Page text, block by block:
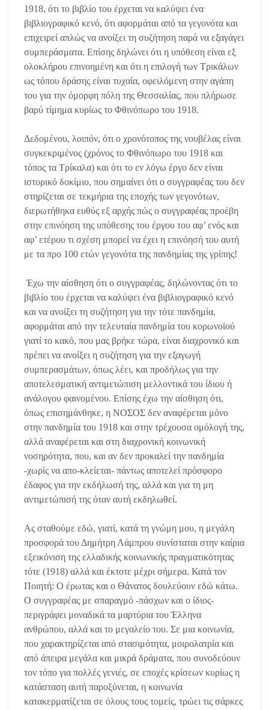
1918, ότι το βιβλίο του έρχεται να καλύψει ένα
βιβλιογραφικό κενό, ότι αφορμάται από τα γεγονότα και
επιχειρεί απλώς να ανοίξει τη συζήτηση παρά να εξαγάγει
συμπεράσματα. Επίσης δηλώνει ότι η υπόθεση είναι εξ
ολοκλήρου επινοημένη και ότι η επιλογή των Τρικάλων
ως τόπου δράσης είναι τυχαία, οφειλόμενη στην αγάπη
του για την όμορφη πόλη της Θεσσαλίας, που πλήρωσε
βαρύ τίμημα κυρίως το Φθινόπωρο του 1918.
Δεδομένου, λοιπόν, ότι ο χρονότοπος της νουβέλας είναι
συγκεκριμένος (χρόνος το Φθινόπωρο του 1918 και
τόπος τα Τρίκαλα) και ότι το εν λόγω έργο δεν είναι
ιστορικό δοκίμιο, που σημαίνει ότι ο συγγραφέας του δεν
στηρίζεται σε τεκμήρια της εποχής των γεγονότων,
διερωτήθηκα ευθύς εξ αρχής πώς ο συγγραφέας προέβη
στην επινόηση της υπόθεσης του έργου του αφ’ ενός και
αφ’ ετέρου τι σχέση μπορεί να έχει η επινόησή του αυτή
με τα προ 100 ετών γεγονότα της πανδημίας της γρίπης!
Έχω την αίσθηση ότι ο συγγραφέας, δηλώνοντας ότι το
βιβλίο του έρχεται να καλύψει ένα βιβλιογραφικό κενό
και να ανοίξει τη συζήτηση για την τότε πανδημία,
αφορμάται από την τελευταία πανδημία του κορωνοϊού
γιατί το κακό, που μας βρήκε τώρα, είναι διαχρονικό και
πρέπει να ανοίξει η συζήτηση για την εξαγωγή
συμπερασμάτων, όπως λέει, και προδήλως για την
αποτελεσματική αντιμετώπιση μελλοντικά του ίδιου ή
ανάλογου φαινομένου. Επίσης έχω την αίσθηση ότι,
όπως επισημάνθηκε, η ΝΟΣΟΣ δεν αναφέρεται μόνο
στην πανδημία του 1918 και στην τρέχουσα ομόλογή της,
αλλά αναφέρεται και στη διαχρονική κοινωνική
νοσηρότητα, που, και αν δεν προκαλεί την πανδημία
-χωρίς να απο-κλείεται- πάντως αποτελεί πρόσφορο
έδαφος για την εκδήλωσή της, αλλά και για τη μη
αντιμετώπισή της όταν αυτή εκδηλωθεί.
Ας σταθούμε εδώ, γιατί, κατά τη γνώμη μου, η μεγάλη
προσφορά του Δημήτρη Λάμπρου συνίσταται στην καίρια
εξεικόνιση της ελλαδικής κοινωνικής πραγματικότητας
τότε (1918) αλλά και έκτοτε μέχρι σήμερα. Κατά τον
Ποιητή: Ο έρωτας και ο Θάνατος δουλεύουν εδώ κάτω.
Ο συγγραφέας με σπαραγμό -πάσχων και ο ίδιος-
περιγράφει μοναδικά τα μαρτύρια του Έλληνα
ανθρώπου, αλλά και το μεγαλείο του. Σε μια κοινωνία,
που χαρακτηρίζεται από στασιμότητα, μοιρολατρία και
από άπειρα μεγάλα και μικρά δράματα, που συνοδεύουν
τον τόπο για πολλές γενιές, σε εποχές κρίσεων κυρίως η
κατάσταση αυτή παροξύνεται, η κοινωνία
κατακερματίζεται σε όλους τους τομείς, τρώει τις σάρκες